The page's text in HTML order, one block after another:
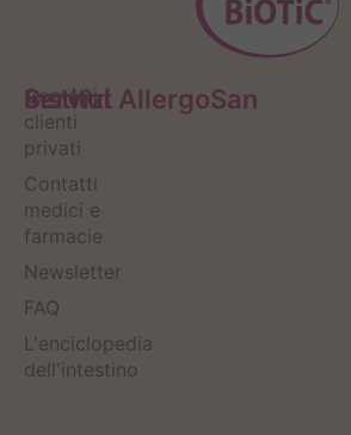
Servizi
Contatti
clienti
privati
Contatti
medici e
farmacie
Newsletter
FAQ
L'enciclopedia
dell'intestino
Institut AllergoSan